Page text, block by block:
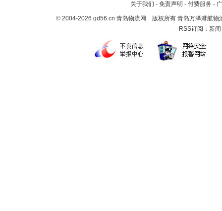
关于我们 - 免责声明 - 付费服务 -
© 2004-2026 qd56.cn 青岛物流网 版权所有 青岛万泽港航物
RSS订阅： 新闻